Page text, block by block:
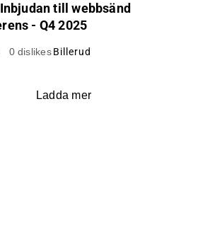
till webbsänd
- Q4 2025
0 dislikes Billerud
Ladda mer